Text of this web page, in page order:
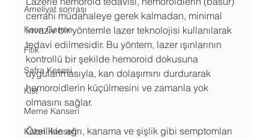
Ameliyat sonrası
Karın Germe
Fıtık
Safra Kesesi
Kist
Meme Kanseri
Kolon Kanseri
cerrahi müdahaleye gerek kalmadan, minimal
invaziv bir yöntemle lazer teknolojisi kullanılarak
tedavi edilmesidir. Bu yöntem, lazer ışınlarının
kontrollü bir şekilde hemoroid dokusuna
uygulanmasıyla, kan dolaşımını durdurarak
hemoroidlerin küçülmesini ve zamanla yok
olmasını sağlar.
Özellikle ağrı, kanama ve şişlik gibi semptomları